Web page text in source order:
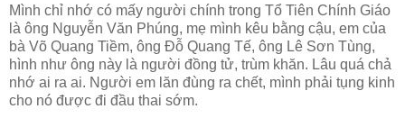
Mình chỉ nhớ có mấy người chính trong Tổ Tiên Chính Giáo
là ông Nguyễn Văn Phúng, mẹ mình kêu bằng cậu, em của
bà Võ Quang Tiềm, ông Đỗ Quang Tế, ông Lê Sơn Tùng,
hình như ông này là người đồng tử, trùm khăn. Lâu quá chả
nhớ ai ra ai. Người em lăn đùng ra chết, mình phải tụng kinh
cho nó được đi đầu thai sớm.